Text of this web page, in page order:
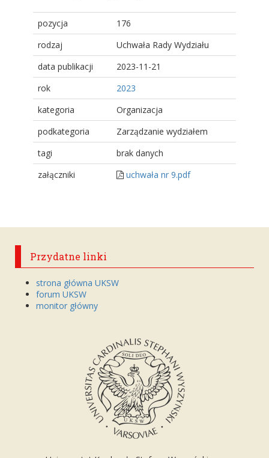
pozycja
176
rodzaj
Uchwała Rady Wydziału
data publikacji
2023-11-21
rok
2023
kategoria
Organizacja
podkategoria
Zarządzanie wydziałem
tagi
brak danych
załączniki
uchwała nr 9.pdf
Przydatne linki
strona główna UKSW
forum UKSW
monitor główny